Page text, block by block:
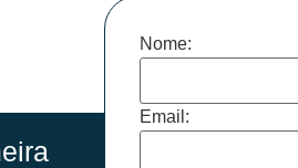
Nome:
Email: